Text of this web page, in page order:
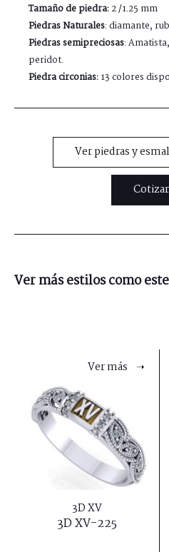
Tamaño de piedra:2 /1.25 mm
Piedras Naturales: diamante,
Piedras semipreciosas:
peridot.
Piedra circonias:13 colores
Ver piedras y
Ver más estilos como
Ver más ➝
3D XV
3D XV-225